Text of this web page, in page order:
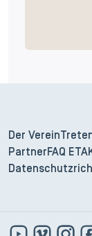
Der Verein
Partner FAQ